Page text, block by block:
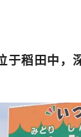
于稻田中，